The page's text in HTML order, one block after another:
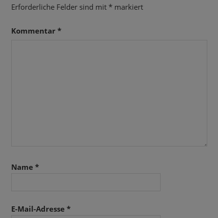
Erforderliche Felder sind mit *markiert
Kommentar *
Name *
E-Mail-Adresse *